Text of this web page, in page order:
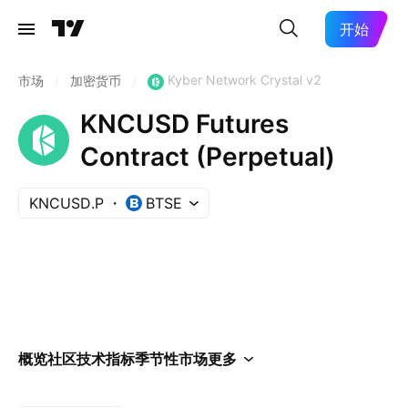
开始
市场 加密货币 Kyber Network Crystal v2
KNCUSD Futures
Contract (Perpetual)
KNCUSD.P BTSE
概览社区技术指标季节性市场更多